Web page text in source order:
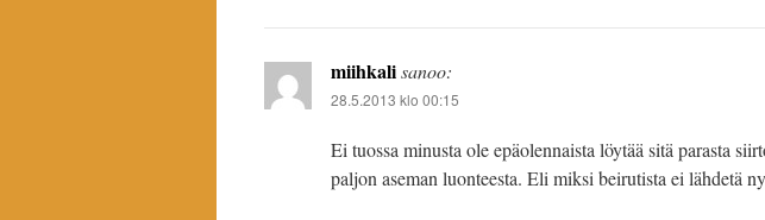
miihkalisanoo:
28.5.2013 klo 00:15
Ei tuossa minusta ole epäolennaista löytää sitä parasta
paljon aseman luonteesta. Eli miksi beirutista ei lähdetä